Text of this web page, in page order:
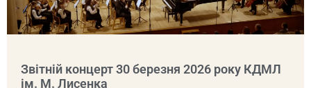
Звітній концерт 30 березня 2026 року КДМЛ
ім. М. Лисенка